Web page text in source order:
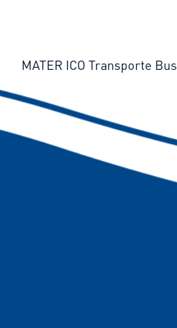
MATER ICO Transporte Bus